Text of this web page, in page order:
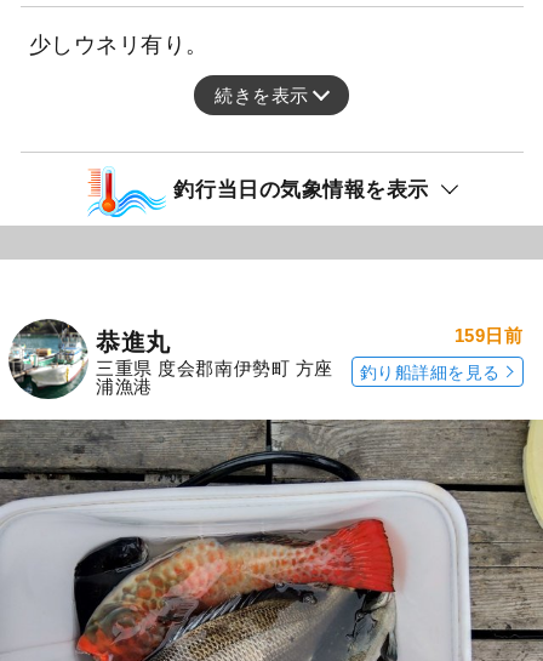
少しウネリ有り。
続きを表示
釣行当日の気象情報を表示
恭進丸
三重県 度会郡南伊勢町 方座
浦漁港
159日前
釣り船詳細を見る